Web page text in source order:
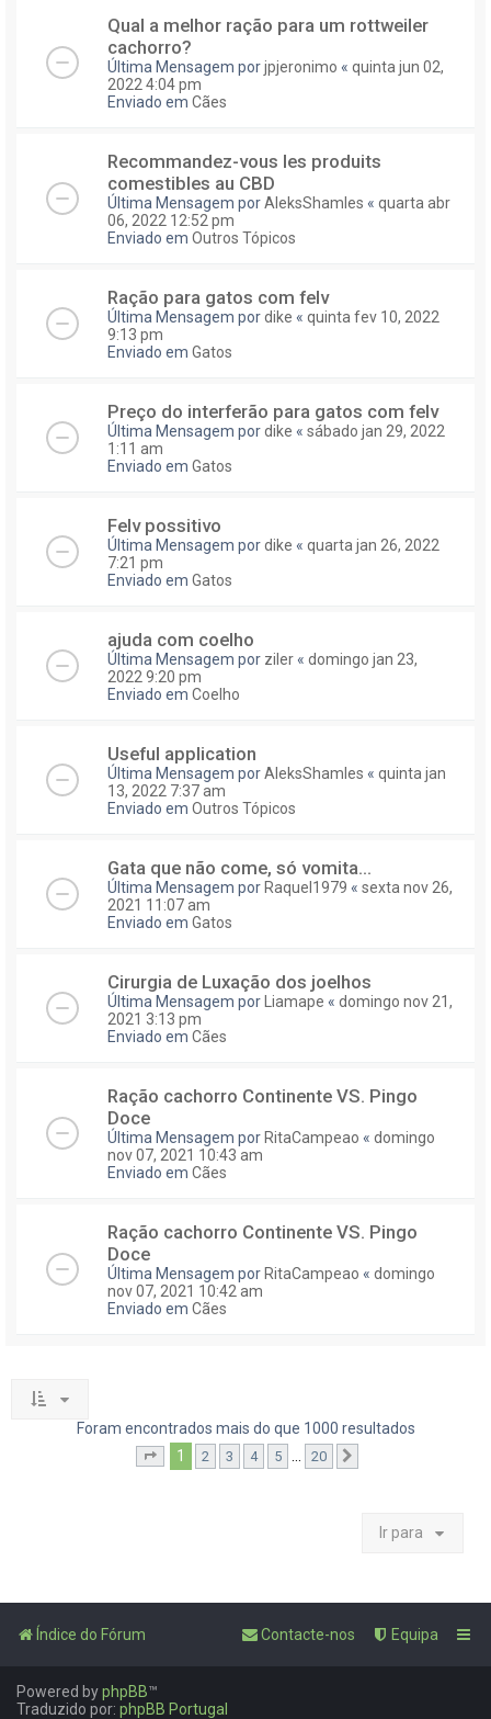
Qual a melhor ração para um rottweiler
cachorro?
Última Mensagem porjpjeronimo « quinta jun 02,
2022 4:04 pm
Enviado em Cães
Recommandez-vous les produits
comestibles au CBD
Última Mensagem porAleksShamles « quarta abr
06, 2022 12:52 pm
Enviado em Outros Tópicos
Ração para gatos com felv
Última Mensagem pordike « quinta fev 10, 2022
9:13 pm
Enviado em Gatos
Preço do interferão para gatos com felv
Última Mensagem pordike « sábado jan 29, 2022
1:11 am
Enviado em Gatos
Felv possitivo
Última Mensagem pordike « quarta jan 26, 2022
7:21 pm
Enviado em Gatos
ajuda com coelho
Última Mensagem por ziler « domingo jan 23,
2022 9:20 pm
Enviado em Coelho
Useful application
Última Mensagem porAleksShamles « quinta jan
13, 2022 7:37 am
Enviado em Outros Tópicos
Gata que não come, só vomita...
Última Mensagem por Raquel1979 « sexta nov 26,
2021 11:07 am
Enviado em Gatos
Cirurgia de Luxação dos joelhos
Última Mensagem por Liamape « domingo nov 21,
2021 3:13 pm
Enviado em Cães
Ração cachorro Continente VS. Pingo
Doce
Última Mensagem por RitaCampeao « domingo
nov 07, 2021 10:43 am
Enviado em Cães
Ração cachorro Continente VS. Pingo
Doce
Última Mensagem por RitaCampeao « domingo
nov 07, 2021 10:42 am
Enviado em Cães
Foram encontrados mais do que 1000 resultados
Página1 de
1 2 3 4 5 20
Ir para
Índice do Fórum Equipa
Contacte-nos
Powered byphpBB™
Traduzido por: phpBB Portugal